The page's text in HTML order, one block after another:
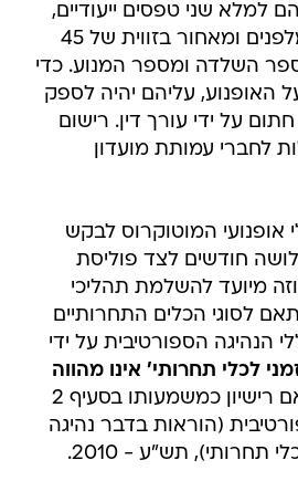
למלא שני טפסים ייעודיים,
לצלם את האופנוע מלפנים ומאחור בזווית של 45
השלדה ומספר המנוע. כדי
עליהם יהיה לספק
על ידי עורך דין. רישום
לחברי עמותת מועדון
אופנועי המוטוקרוס לבקש
חודשים לצד פוליסת
מיועד להשלמת תהליכי
לסוגי הכלים התחרותיים
הנהיגה הספורטיבית על ידי
לכלי תחרותי' אינו מהווה
, אם כי אם רישיון כמשמעותו בסעיף 2
(הוראות בדבר נהיגה
תחרותי), תש"ע - 2010.